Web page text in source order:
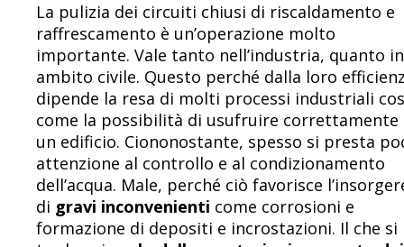
La pulizia dei circuiti chiusi di riscaldamento e
raffrescamento è un’operazione molto
importante. Vale tanto nell’industria, quanto in
ambito civile. Questo perché dalla loro
dipende la resa di molti processi industriali
come la possibilità di usufruire correttamente
un edificio. Ciononostante, spesso si presta
attenzione al controllo e al condizionamento
dell’acqua. Male, perché ciò favorisce
di gravi inconvenienti come corrosioni e
formazione di depositi e incrostazioni. Il che si